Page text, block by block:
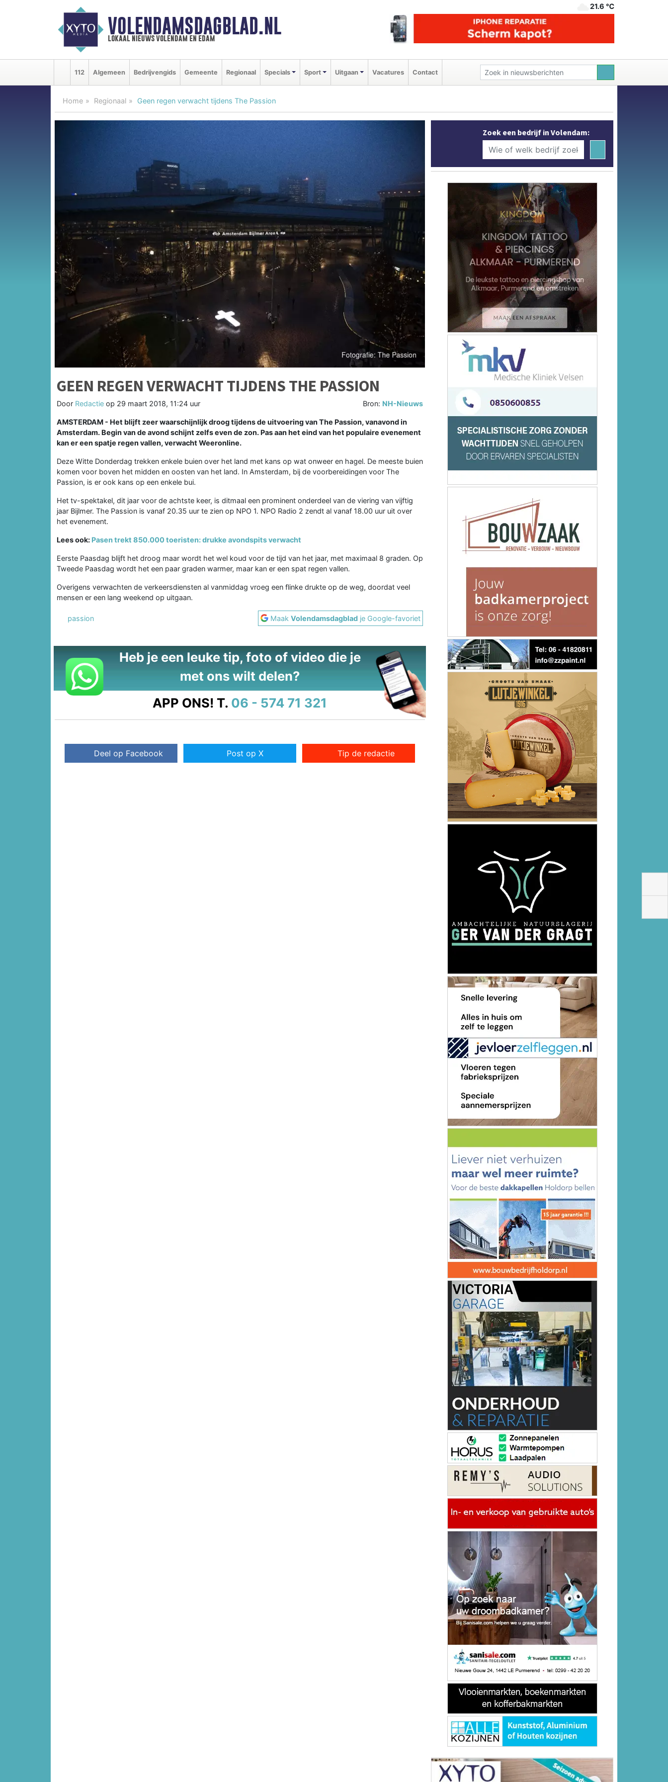
VOLENDAMSDAGBLAD.NL
lokaal nieuws volendam en edam
21.6 ℃
112 Algemeen Bedrijvengids Gemeente Regionaal Specials Sport Uitgaan Vacatures Contact
Home Regionaal Geen regen verwacht tijdens The Passion
GEEN REGEN VERWACHT TIJDENS THE PASSION
Door Redactie op 29 maart 2018, 11:24 uur Bron: NH-Nieuws
AMSTERDAM - Het blijft zeer waarschijnlijk droog tijdens de uitvoering van The Passion, vanavond in
Amsterdam. Begin van de avond schijnt zelfs even de zon. Pas aan het eind van het populaire evenement
kan er een spatje regen vallen, verwacht Weeronline.
Deze Witte Donderdag trekken enkele buien over het land met kans op wat onweer en hagel. De meeste buien
komen voor boven het midden en oosten van het land. In Amsterdam, bij de voorbereidingen voor The
Passion, is er ook kans op een enkele bui.
Het tv-spektakel, dit jaar voor de achtste keer, is ditmaal een prominent onderdeel van de viering van vijftig
jaar Bijlmer. The Passion is vanaf 20.35 uur te zien op NPO 1. NPO Radio 2 zendt al vanaf 18.00 uur uit over
het evenement.
Lees ook: Pasen trekt 850.000 toeristen: drukke avondspits verwacht
Eerste Paasdag blijft het droog maar wordt het wel koud voor de tijd van het jaar, met maximaal 8 graden. Op
Tweede Paasdag wordt het een paar graden warmer, maar kan er een spat regen vallen.
Overigens verwachten de verkeersdiensten al vanmiddag vroeg een flinke drukte op de weg, doordat veel
mensen er een lang weekend op uitgaan.
passion MaakVolendamsdagblad je Google-favoriet
Heb je een leuke tip, foto of video die je
met ons wilt delen?
APP ONS! T. 06 - 574 71 321
Deel op Facebook Post op X Tip de redactie
Zoek een bedrijf in Volendam: